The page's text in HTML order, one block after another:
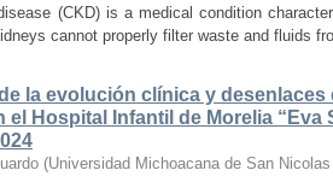
(CKD) is a medical condition
cannot properly filter waste and fluids
la evolución clínica y desenlaces
Hospital Infantil de Morelia “Eva
(Universidad Michoacana de San